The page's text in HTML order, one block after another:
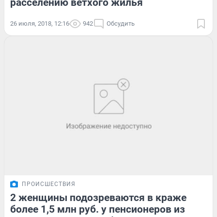
расселению ветхого жилья
26 июля, 2018, 12:16 942 Обсудить
ПРОИСШЕСТВИЯ
2 женщины подозреваются в краже
более 1,5 млн руб. у пенсионеров из